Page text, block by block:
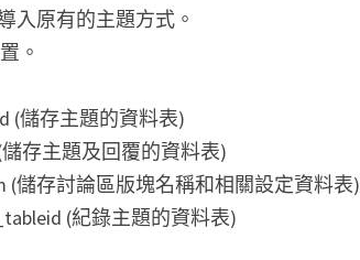
入原有的主題方式。
。
(儲存主題的資料表)
存主題及回覆的資料表)
(儲存討論區版塊名稱和相關設定資料表)
(紀錄主題的資料表)